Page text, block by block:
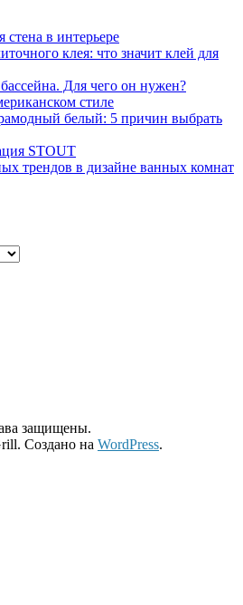
в интерьере
клея: что значит клей для
Для чего он нужен?
стиле
белый: 5 причин выбрать
STOUT
трендов в дизайне ванных комнат
защищены.
Создано на WordPress.